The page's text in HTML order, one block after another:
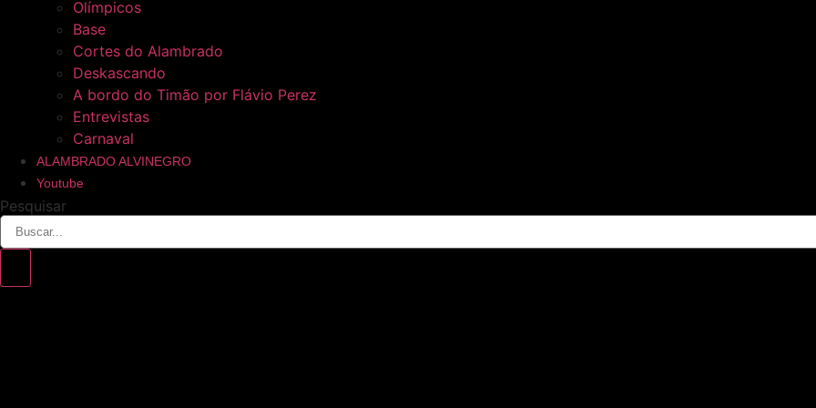
Olímpicos
Base
Cortes do Alambrado
Deskascando
A bordo do Timão por Flávio Perez
Entrevistas
Carnaval
ALAMBRADO ALVINEGRO
Youtube
Pesquisar